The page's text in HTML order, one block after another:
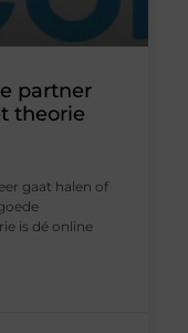
partner
theorie
gaat halen of
is dé online